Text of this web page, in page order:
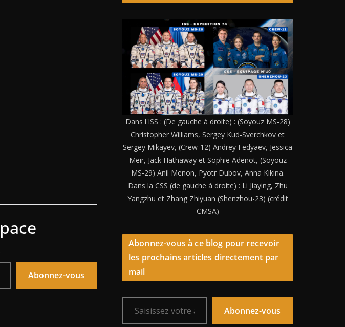
Abonnez-vous
Dans l'ISS : (De gauche à droite) : (Soyouz MS-28)
Christopher Williams, Sergey Kud-Sverchkov et
Sergey Mikayev, (Crew-12) Andrey Fedyaev, Jessica
Meir, Jack Hathaway et Sophie Adenot, (Soyouz
MS-29) Anil Menon, Pyotr Dubov, Anna Kikina.
Dans la CSS (de gauche à droite) : Li Jiaying, Zhu
Yangzhu et Zhang Zhiyuan (Shenzhou-23) (crédit
CMSA)
Abonnez-vous à ce blog pour recevoir
les prochains articles directement par
mail
Saisissez votre adresse e-mail…
Abonnez-vous